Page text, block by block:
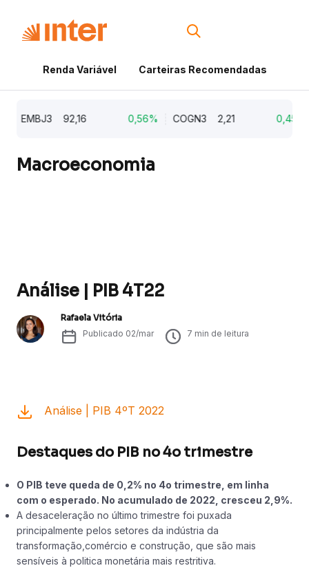
Renda Variável Carteiras Recomendadas
EMBJ3 92,16 0,56% COGN3 2,21 0,45%
Macroeconomia
Análise | PIB 4T22
Rafaela Vitória
Publicado 02/mar 7 min de leitura
Análise | PIB 4ºT 2022
Destaques do PIB no 4o trimestre
O PIB teve queda de 0,2% no 4o trimestre, em linha
com o esperado. No acumulado de 2022, cresceu 2,9%.
A desaceleração no último trimestre foi puxada
principalmente pelos setores da indústria da
transformação,comércio e construção, que são mais
sensíveis à politica monetária mais restritiva.